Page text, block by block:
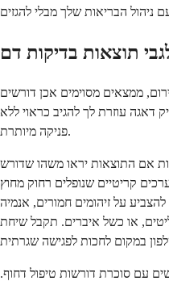
ממצאים מסוימים אכן דורשים
דאגה עוזרת לך להגיב כראוי ללא
פניקה מיותרת.
אם התוצאות יראו משהו שדורש
קריטיים שנופלים רחוק מחוץ
על זיהומים חמורים, אנמיה
או כשל איברים. תקבל שיחת
עם סוכרת דורשות טיפול דחוף.